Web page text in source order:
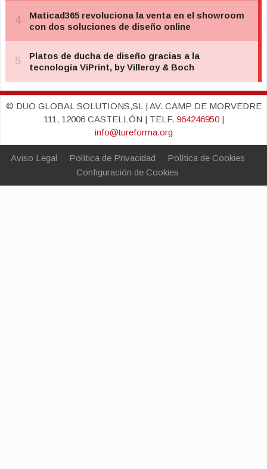
© DUO GLOBAL SOLUTIONS,SL | AV. CAMP DE MORVEDRE
111, 12006 CASTELLÓN | TELF. 964246950|
info@tureforma.org
Aviso Legal Política de Privacidad
Política de Cookies
Configuración de Cookies